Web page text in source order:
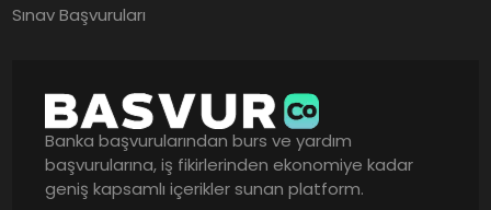
Sınav Başvuruları
Banka başvurularından burs ve yardım
başvurularına, iş fikirlerinden ekonomiye kadar
geniş kapsamlı içerikler sunan platform.